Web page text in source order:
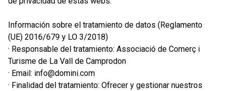
Información sobre el tratamiento de datos (Reglamento
(UE) 2016/679 y LO 3/2018)
· Responsable del tratamiento: Associació de Comerç i
Turisme de La Vall de Camprodon
· Email: info@domini.com
· Finalidad del tratamiento: Ofrecer y gestionar nuestros